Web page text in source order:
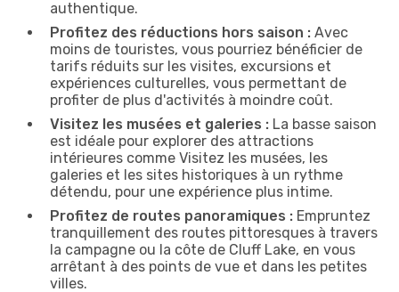
authentique.
Profitez des réductions hors saison : Avec
moins de touristes, vous pourriez bénéficier de
tarifs réduits sur les visites, excursions et
expériences culturelles, vous permettant de
profiter de plus d'activités à moindre coût.
Visitez les musées et galeries : La basse saison
est idéale pour explorer des attractions
intérieures comme Visitez les musées, les
galeries et les sites historiques à un rythme
détendu, pour une expérience plus intime.
Profitez de routes panoramiques : Empruntez
tranquillement des routes pittoresques à travers
la campagne ou la côte de Cluff Lake, en vous
arrêtant à des points de vue et dans les petites
villes.